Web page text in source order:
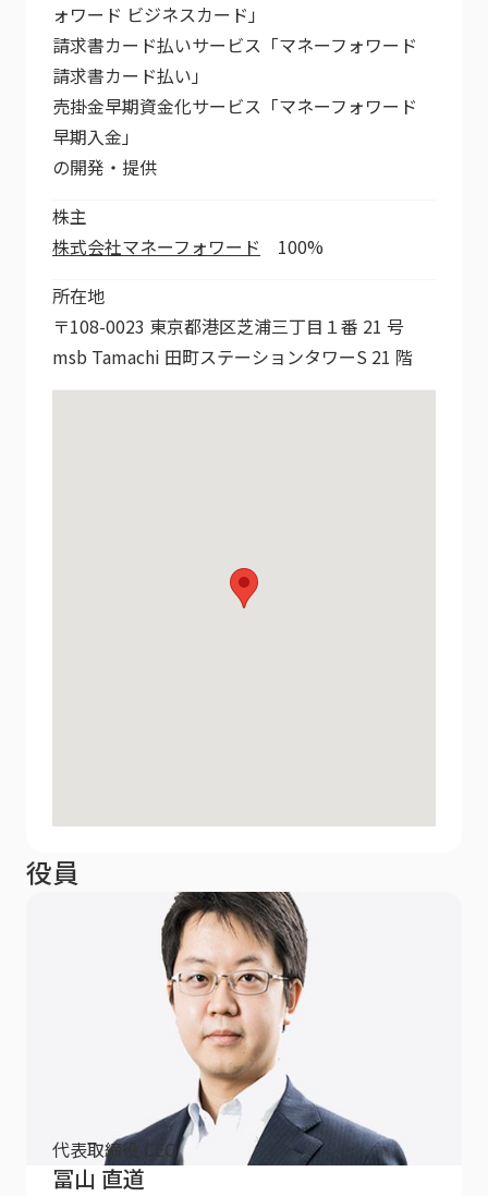
ォワード ビジネスカード」
請求書カード払いサービス「マネーフォワード
請求書カード払い」
売掛金早期資金化サービス「マネーフォワード
早期入金」
の開発・提供
株主
株式会社マネーフォワード 100%
所在地
〒108-0023 東京都港区芝浦三丁目１番 21 号
msb Tamachi 田町ステーションタワーS 21 階
役員
代表取締役 CEO
冨山 直道